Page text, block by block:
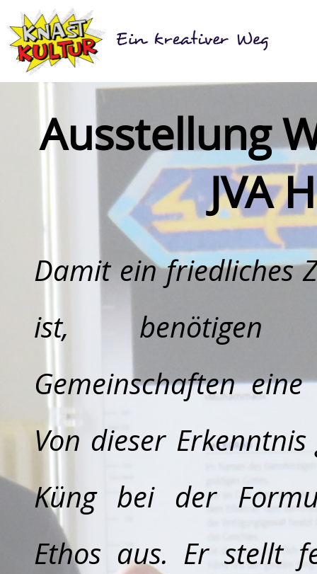
Ausstellung
JVA
Damit ein friedliches
ist, benötigen
Gemeinschaften
Von dieser
Küng bei der
Ethos aus. Er stellt